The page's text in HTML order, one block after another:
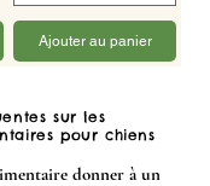
Ajouter au panier
sur les
pour chiens
donner à un